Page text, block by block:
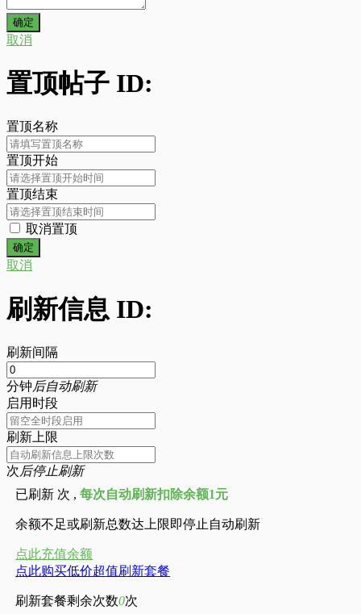
取消
置顶帖子 ID:
置顶名称
置顶开始
置顶结束
取消置顶
取消
刷新信息 ID:
刷新间隔
分钟后自动刷新
启用时段
刷新上限
次后停止刷新
已刷新 次 ,每次自动刷新扣除余额1元
余额不足或刷新总数达上限即停止自动刷新
点此充值余额
点此购买低价超值刷新套餐
刷新套餐剩余次数0次